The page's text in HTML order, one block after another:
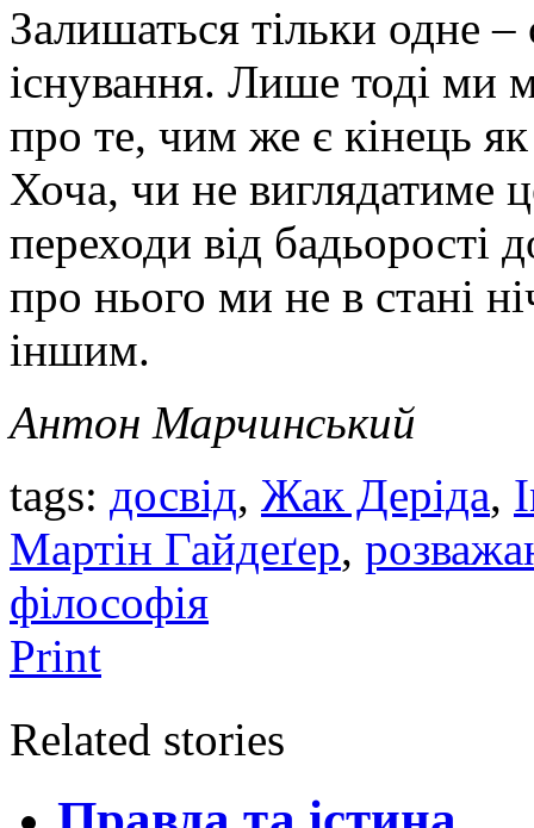
Залишаться тільки одне
існування. Лише тоді ми
про те, чим же є кінець як
Хоча, чи не виглядатиме
переходи від
про нього ми не в стані
іншим.
Антон Марчинський
tags: досвід, Жак Деріда,
Мартін Гайдеґер,
філософія
Print
Related stories